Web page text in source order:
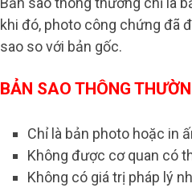
khi đó, photo công chứng đã
sao so với bản gốc.
BẢN SAO THÔNG
Chỉ là bản photo hoặc in
Không được cơ quan có
Không có giá trị pháp lý